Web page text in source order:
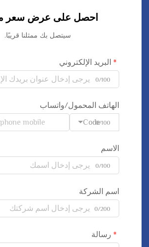
احصل على عرض سعر
سيتصل بك ممثلنا قريبًا.
البريد الإلكتروني
0/100
الهاتف المحمول/واتساب
Code0/100
الاسم
0/100
اسم الشركة
0/200
رسالة